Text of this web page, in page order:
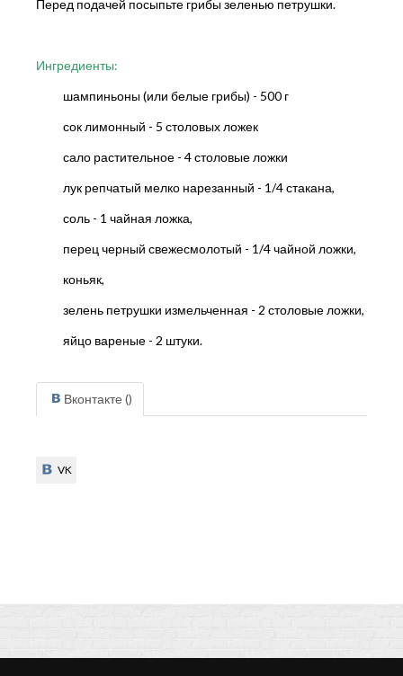
Перед подачей посыпьте грибы зеленью петрушки.
Ингредиенты:
шампиньоны (или белые грибы) - 500 г
сок лимонный - 5 столовых ложек
сало растительное - 4 столовые ложки
лук репчатый мелко нарезанный - 1/4 стакана,
соль - 1 чайная ложка,
перец черный свежесмолотый - 1/4 чайной ложки,
коньяк,
зелень петрушки измельченная - 2 столовые ложки,
яйцо вареные - 2 штуки.
Вконтакте ()
VK
VK